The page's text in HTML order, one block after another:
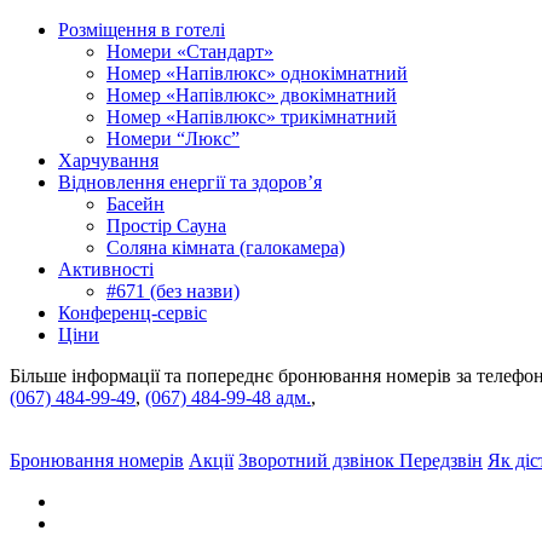
Розміщення в готелі
Номери «Стандарт»
Номер «Напівлюкс» однокімнатний
Номер «Напівлюкс» двокімнатний
Номер «Напівлюкс» трикімнатний
Номери “Люкс”
Харчування
Відновлення енергії та здоров’я
Басейн
Простір Сауна
Соляна кімната (галокамера)
Активності
#671 (без назви)
Конференц-сервіс
Ціни
Більше інформації та попереднє бронювання номерів за
(067) 484-99-49, (067) 484-99-48 адм.,
Бронювання номерів Акції Зворотний дзвінок Передзвін Як